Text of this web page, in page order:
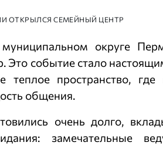
ОТКРЫЛСЯ СЕМЕЙНЫЙ ЦЕНТР
округе
Это событие стало
теплое пространство,
общения.
очень долго,
замечательные